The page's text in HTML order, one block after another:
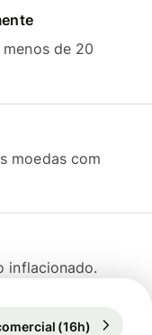
de 20
moedas com
inflacionado.
(16h)